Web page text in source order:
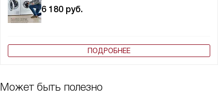
6 180 руб.
ПОДРОБНЕЕ
Может быть полезно